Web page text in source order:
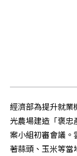
經濟部為提升就業
光農場建造「褒
案小組初審會議。
著蒜頭、玉米等當